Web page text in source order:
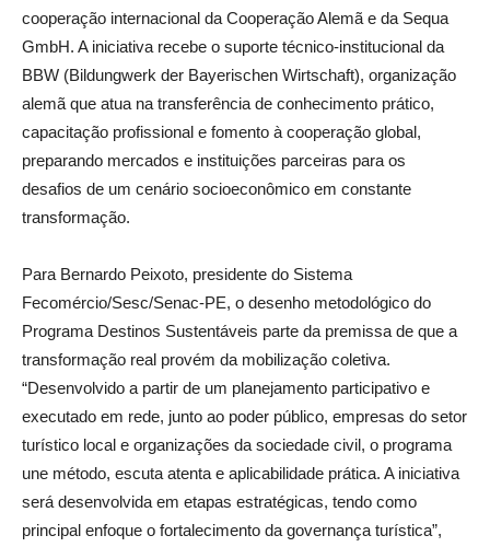
cooperação internacional da Cooperação Alemã e da Sequa
GmbH. A iniciativa recebe o suporte técnico-institucional da
BBW (Bildungwerk der Bayerischen Wirtschaft), organização
alemã que atua na transferência de conhecimento prático,
capacitação profissional e fomento à cooperação global,
preparando mercados e instituições parceiras para os
desafios de um cenário socioeconômico em constante
transformação.
Para Bernardo Peixoto, presidente do Sistema
Fecomércio/Sesc/Senac-PE, o desenho metodológico do
Programa Destinos Sustentáveis parte da premissa de que a
transformação real provém da mobilização coletiva.
“Desenvolvido a partir de um planejamento participativo e
executado em rede, junto ao poder público, empresas do setor
turístico local e organizações da sociedade civil, o programa
une método, escuta atenta e aplicabilidade prática. A iniciativa
será desenvolvida em etapas estratégicas, tendo como
principal enfoque o fortalecimento da governança turística”,